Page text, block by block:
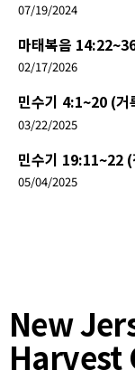
07/19/2024
마태복음
02/17/2026
민수기 4:1~20 (거
03/22/2025
민수기 19:11~22
05/04/2025
New
Harvest